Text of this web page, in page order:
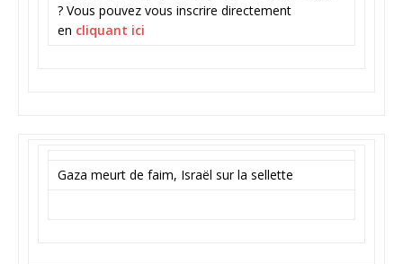
? Vous pouvez vous inscrire directement
en cliquant ici
Gaza meurt de faim, Israël sur la sellette